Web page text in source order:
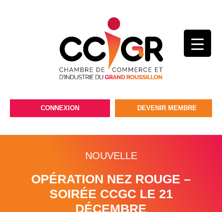
CONNEXION DEVENIR MEMBRE
NOUVELLE
OPÉRATION NEZ ROUGE –
SOIRÉE CCGC LE 21
DÉCEMBRE